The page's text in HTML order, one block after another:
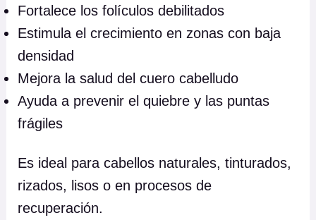
l
e
d
o
r
a
c
e
Fortalece los folículos debilitados
Estimula el crecimiento en zonas con baja
densidad
Mejora la salud del cuero cabelludo
Ayuda a prevenir el quiebre y las puntas
frágiles
Es ideal para cabellos naturales, tinturados,
rizados, lisos o en procesos de
recuperación.